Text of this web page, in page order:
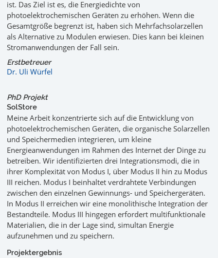
ist. Das Ziel ist es, die Energiedichte von
photoelektrochemischen Geräten zu erhöhen. Wenn die
Gesamtgröße begrenzt ist, haben sich Mehrfachsolarzellen
als Alternative zu Modulen erwiesen. Dies kann bei kleinen
Stromanwendungen der Fall sein.
Erstbetreuer
Dr. Uli Würfel
PhD Projekt
SolStore
Meine Arbeit konzentrierte sich auf die Entwicklung von
photoelektrochemischen Geräten, die organische Solarzellen
und Speichermedien integrieren, um kleine
Energieanwendungen im Rahmen des Internet der Dinge zu
betreiben. Wir identifizierten drei Integrationsmodi, die in
ihrer Komplexität von Modus I, über Modus II hin zu Modus
III reichen. Modus I beinhaltet verdrahtete Verbindungen
zwischen den einzelnen Gewinnungs- und Speichergeräten.
In Modus II erreichen wir eine monolithische Integration der
Bestandteile. Modus III hingegen erfordert multifunktionale
Materialien, die in der Lage sind, simultan Energie
aufzunehmen und zu speichern.
Projektergebnis